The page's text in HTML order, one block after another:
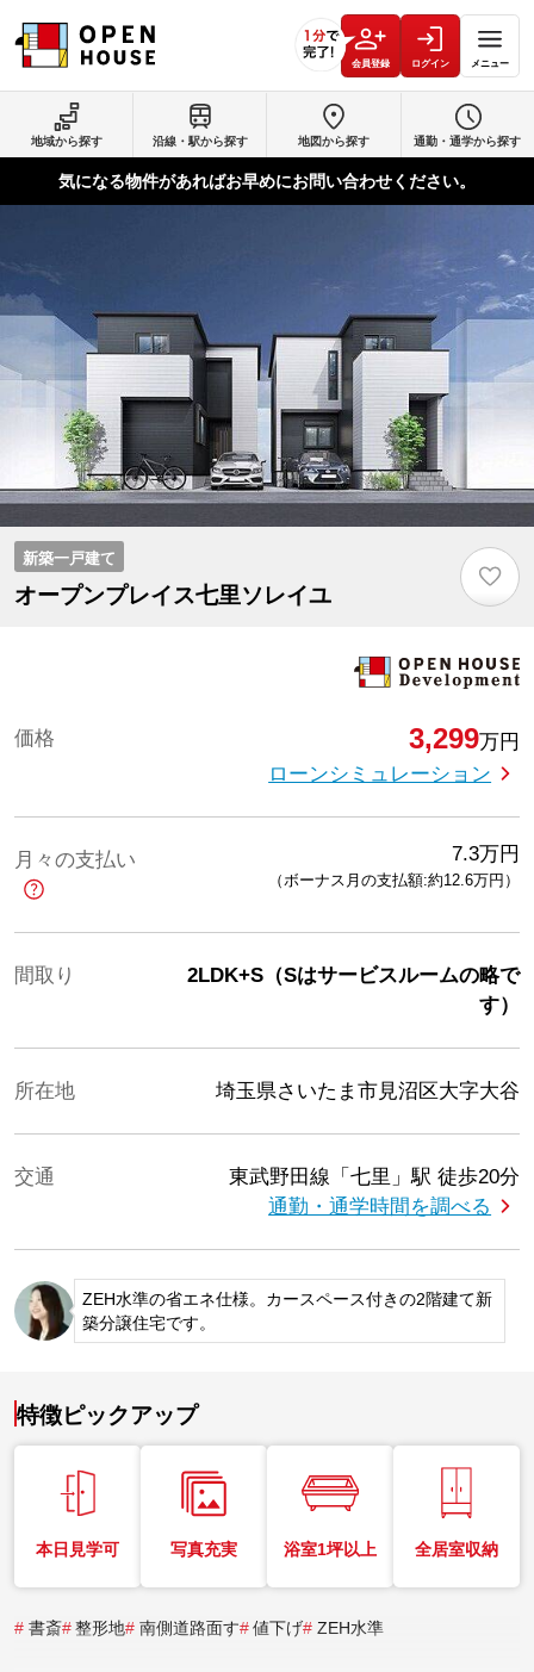
会員登録 ログイン メニュー
地域から探す 沿線・駅から探す 地図から探す 通勤・通学から探す
気になる物件があればお早めにお問い合わせください。
新築一戸建て
オープンプレイス七里ソレイユ
♡
価格 3,299万円
ローンシミュレーション
月々の支払い 7.3万円
（ボーナス月の支払額:約12.6万円 ）
間取り
2LDK+S（Sはサービスルームの略で
す）
所在地 埼玉県さいたま市見沼区大字大谷
交通 東武野田線「七里」駅 徒歩20分
通勤・通学時間を調べる
ZEH水準の省エネ仕様。カースペース付きの2階建て新
築分譲住宅です。
特徴ピックアップ
本日見学可 写真充実 浴室1坪以上 全居室収納
# 書斎# 整形地# 南側道路面す# 値下げ# ZEH水準